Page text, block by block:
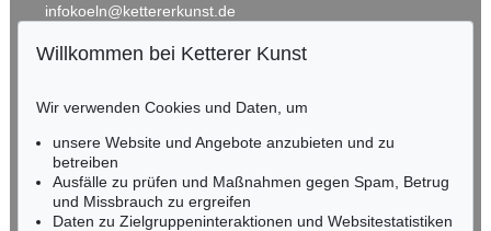
Auktion 525 - Lot 245
Ohne Titel
, 1959
Ergebnis:€ 175.000
infokoeln@kettererkunst.de
BADEN-WÜRTTEMBERG
RHEINLAND-PFALZ
Miriam Heß
Tel.: +49 (0)62 21 58 80-038
Fax: +49 (0)62 21 58 80-595
infoheidelberg@kettererkunst.de
Willkommen bei Ketterer Kunst
Wir verwenden Cookies und Daten, um
unsere Website und Angebote anzubieten und zu
betreiben
Ausfälle zu prüfen und Maßnahmen gegen Spam, Betrug
und Missbrauch zu ergreifen
Daten zu Zielgruppeninteraktionen und Websitestatistiken